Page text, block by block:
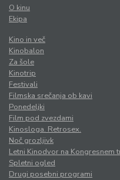
O kinu
Ekipa
Kino in več
Kinobalon
Za šole
Kinotrip
Festivali
Filmska srečanja ob kavi
Ponedeljki
Film pod zvezdami
Kinosloga. Retrosex.
Noč grozljivk
Letni Kinodvor na Kongresnem
Spletni ogled
Drugi posebni programi